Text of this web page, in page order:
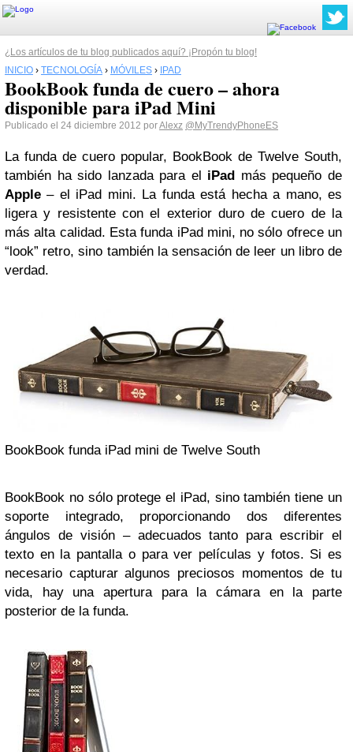
¿Los artículos de tu blog publicados aquí? ¡Propón tu blog!
INICIO › TECNOLOGÍA › MÓVILES › IPAD
BookBook funda de cuero – ahora
disponible para iPad Mini
Publicado el 24 diciembre 2012 porAlexz @MyTrendyPhoneES
La funda de cuero popular, BookBook de Twelve South,
también ha sido lanzada para el iPad más pequeño de
Apple – el iPad mini. La funda está hecha a mano, es
ligera y resistente con el exterior duro de cuero de la
más alta calidad. Esta funda iPad mini, no sólo ofrece un
“look” retro, sino también la sensación de leer un libro de
verdad.
BookBook funda iPad mini de Twelve South
BookBook no sólo protege el iPad, sino también tiene un
soporte integrado, proporcionando dos diferentes
ángulos de visión – adecuados tanto para escribir el
texto en la pantalla o para ver películas y fotos. Si es
necesario capturar algunos preciosos momentos de tu
vida, hay una apertura para la cámara en la parte
posterior de la funda.